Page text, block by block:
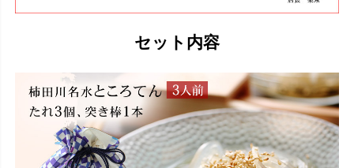
セット内容